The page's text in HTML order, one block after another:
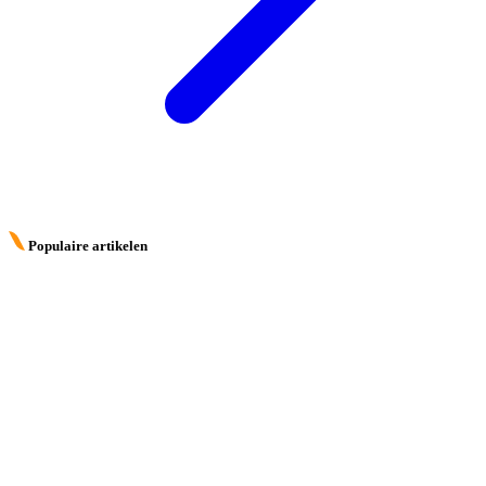
Populaire artikelen